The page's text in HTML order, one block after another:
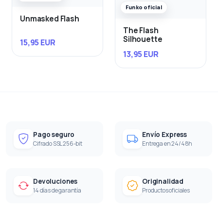
Unmasked Flash
15,95 EUR
Funko oficial
The Flash
Silhouette
13,95 EUR
Pago seguro
Cifrado SSL 256-bit
Envío Express
Entrega en 24/48h
Devoluciones
14 días de garantía
Originalidad
Productos oficiales